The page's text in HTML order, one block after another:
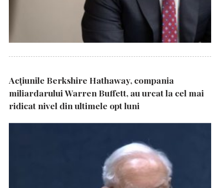
Acțiunile Berkshire Hathaway, compania
miliardarului Warren Buffett, au urcat la cel mai
ridicat nivel din ultimele opt luni